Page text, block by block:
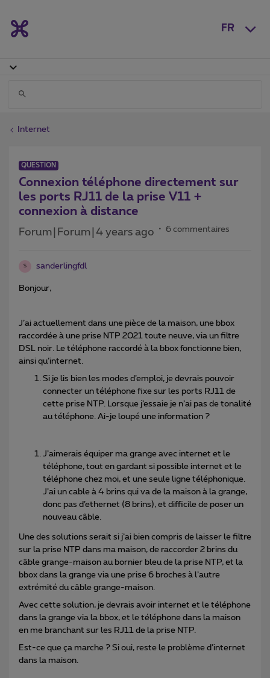
FR
Internet
QUESTION
Connexion téléphone directement sur
les ports RJ11 de la prise V11 +
connexion à distance
Forum|Forum|4 years ago 6 commentaires
S sanderlingfdl
Bonjour,
J’ai actuellement dans une pièce de la maison, une bbox
raccordée à une prise NTP 2021 toute neuve, via un filtre
DSL noir. Le téléphone raccordé à la bbox fonctionne bien,
ainsi qu’internet.
Si je lis bien les modes d’emploi, je devrais pouvoir
connecter un téléphone fixe sur les ports RJ11 de
cette prise NTP. Lorsque j’essaie je n’ai pas de tonalité
au téléphone. Ai-je loupé une information ?
J’aimerais équiper ma grange avec internet et le
téléphone, tout en gardant si possible internet et le
téléphone chez moi, et une seule ligne téléphonique.
J’ai un cable à 4 brins qui va de la maison à la grange,
donc pas d’ethernet (8 brins), et difficile de poser un
nouveau câble.
Une des solutions serait si j’ai bien compris de laisser le filtre
sur la prise NTP dans ma maison, de raccorder 2 brins du
câble grange-maison au bornier bleu de la prise NTP, et la
bbox dans la grange via une prise 6 broches à l’autre
extrémité du câble grange-maison.
Avec cette solution, je devrais avoir internet et le téléphone
dans la grange via la bbox, et le téléphone dans la maison
en me branchant sur les RJ11 de la prise NTP.
Est-ce que ça marche ? Si oui, reste le problème d’internet
dans la maison.